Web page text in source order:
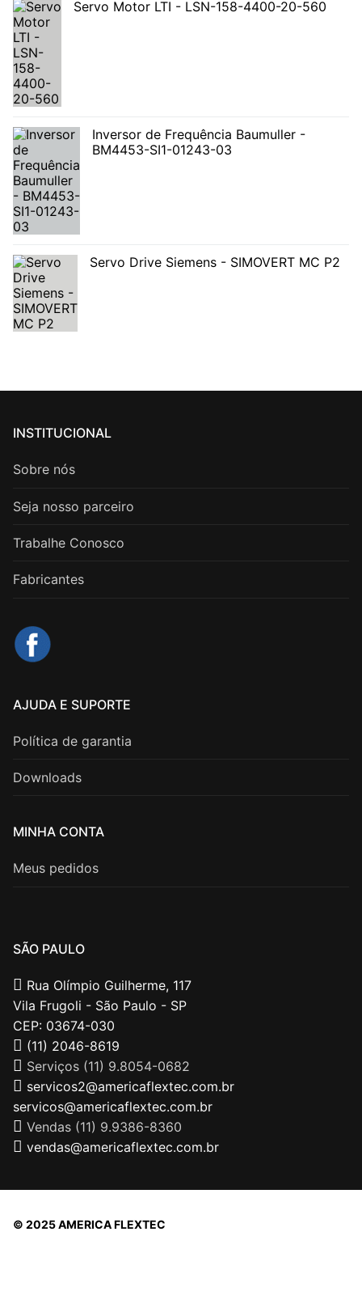
Servo Motor LTI - LSN-158-4400-20-560
Inversor de Frequência Baumuller -
BM4453-SI1-01243-03
Servo Drive Siemens - SIMOVERT MC P2
INSTITUCIONAL
Sobre nós
Seja nosso parceiro
Trabalhe Conosco
Fabricantes
AJUDA E SUPORTE
Política de garantia
Downloads
MINHA CONTA
Meus pedidos
SÃO PAULO
Rua Olímpio Guilherme, 117
Vila Frugoli - São Paulo - SP
CEP: 03674-030
(11) 2046-8619
Serviços (11) 9.8054-0682
servicos2@americaflextec.com.br
servicos@americaflextec.com.br
Vendas (11) 9.9386-8360
vendas@americaflextec.com.br
© 2025 AMERICA FLEXTEC